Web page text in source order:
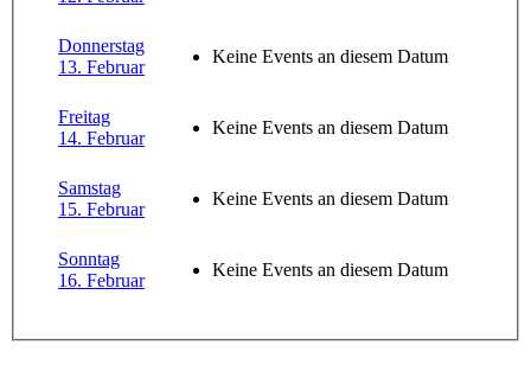
Donnerstag
13. Februar
Keine Events an diesem Datum
Freitag
14. Februar
Keine Events an diesem Datum
Samstag
15. Februar
Keine Events an diesem Datum
Sonntag
16. Februar
Keine Events an diesem Datum